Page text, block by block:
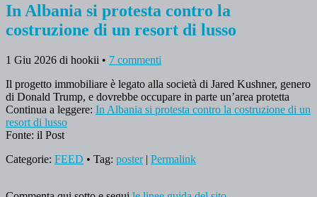
In Albania si protesta contro la
costruzione di un resort di lusso
1 Giu 2026 di hookii • 7 commenti
Il progetto immobiliare è legato alla società di Jared Kushner, genero
di Donald Trump, e dovrebbe occupare in parte un’area protetta
Continua a leggere: In Albania si protesta contro la costruzione di un
resort di lusso
Fonte: il Post
Categorie: FEED • Tag: poster| Permalink